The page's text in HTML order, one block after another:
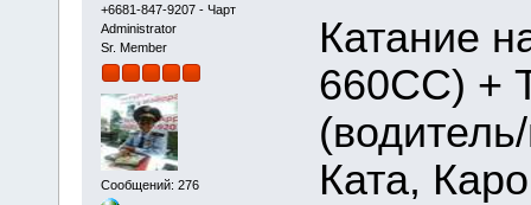
+6681-847-9207 - Чарт
Administrator
Sr. Member
Сообщений: 276
Катание
660CC) +
Ката,